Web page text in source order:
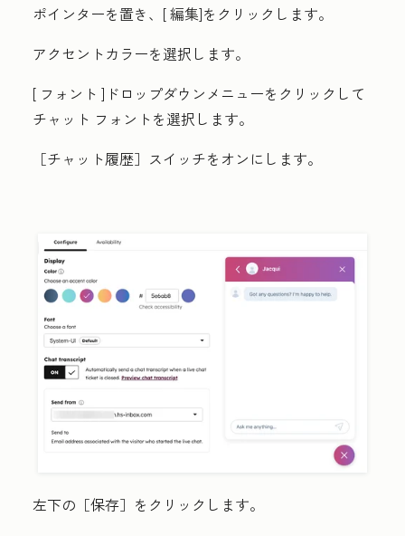
ポインターを置き、[編集]をクリックします。
アクセントカラーを選択します。
[ フォント ]ドロップダウンメニューをクリックして
チャット フォントを選択します。
［チャット履歴］スイッチをオンにします。
左下の［保存］ をクリックします。